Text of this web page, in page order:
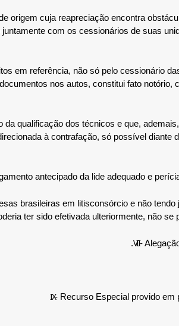
origem cuja reapreciação encontra
com os cessionários de suas
em referência, não só pelo cessionário
nos autos, constitui fato
qualificação dos técnicos e que,
à contrafação, só possível
antecipado da lide adequado e
brasileiras em litisconsórcio e não
ter sido efetivada ulteriormente, não
VII-
IX- Recurso Especial provido em